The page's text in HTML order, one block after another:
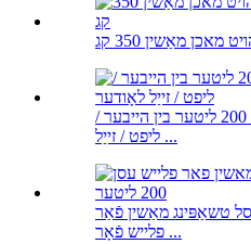
מאַשין 350 קג
אויטאָמאַטיש באַוועגלעך 200 ליטער בין הייבער /
ליפט / זייַל ...
טשאַפּינג מאַשין פֿאַר
פלייש פֿאָר ...